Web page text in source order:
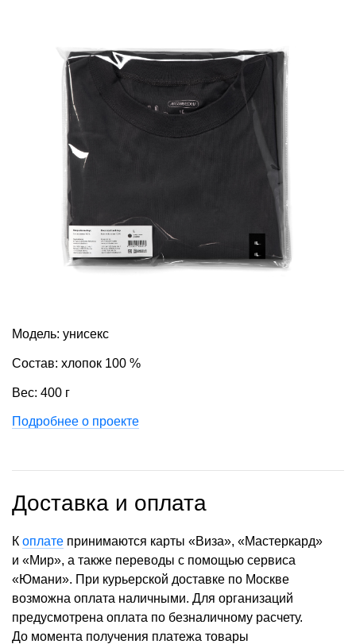
Модель: унисекс
Состав: хлопок 100 %
Вес: 400 г
Подробнее о проекте
Доставка и оплата
К оплате принимаются карты «Виза», «Мастеркард»
и «Мир», а также переводы с помощью сервиса
«Юмани». При курьерской доставке по Москве
возможна оплата наличными. Для организаций
предусмотрена оплата по безналичному расчету.
До момента получения платежа товары